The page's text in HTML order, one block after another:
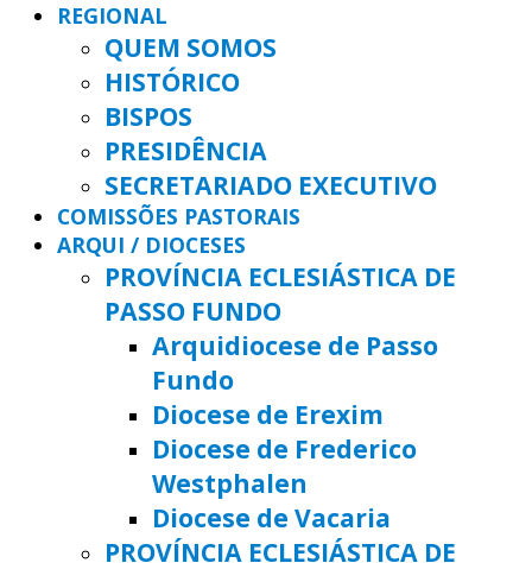
REGIONAL
QUEM SOMOS
HISTÓRICO
BISPOS
PRESIDÊNCIA
SECRETARIADO EXECUTIVO
COMISSÕES PASTORAIS
ARQUI / DIOCESES
PROVÍNCIA ECLESIÁSTICA DE
PASSO FUNDO
Arquidiocese de Passo
Fundo
Diocese de Erexim
Diocese de Frederico
Westphalen
Diocese de Vacaria
PROVÍNCIA ECLESIÁSTICA DE